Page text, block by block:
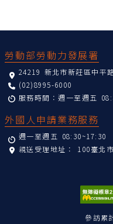
勞動部勞動力發展署
24219 新北市新莊區中平
(02)8995-6000
服務時間：週一至週五
外國人申請業務服務
週一至週五 08:30~17:30
親送受理地址： 100臺北
參訪累